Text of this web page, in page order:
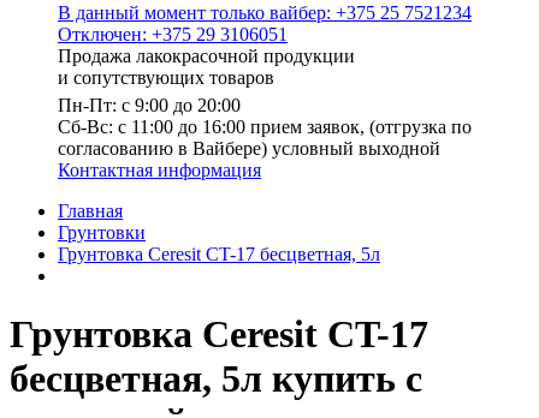
В данный момент только вайбер: +375 25 7521234
Отключен: +375 29 3106051
Продажа лакокрасочной продукции
и сопутствующих товаров
Пн-Пт: с 9:00 до 20:00
Cб-Вс: с 11:00 до 16:00 прием заявок, (отгрузка по
согласованию в Вайбере) условный выходной
Контактная информация
Главная
Грунтовки
Грунтовка Ceresit CT-17 бесцветная, 5л
Грунтовка Ceresit CT-17
бесцветная, 5л купить с